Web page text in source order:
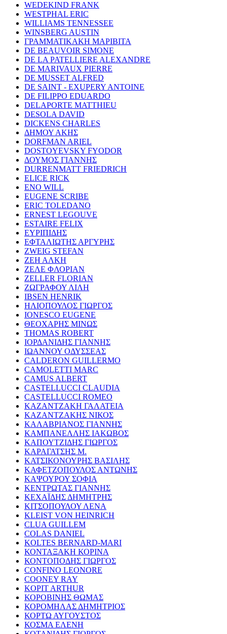
WEDEKIND FRANK
WESTPHAL ERIC
WILLIAMS TENNESSEE
WINSBERG AUSTIN
ΓΡΑΜΜΑΤΙΚΑΚΗ ΜΑΡΙΒΙΤΑ
DE BEAUVOIR SIMONE
DE LA PATELLIERE ALEXANDRE
DE MARIVAUX PIERRE
DE MUSSET ALFRED
DE SAINT - EXUPERY ANTOINE
DE FILIPPO EDUARDO
DELAPORTE MATTHIEU
DESOLA DAVID
DICKENS CHARLES
ΔΗΜΟΥ ΑΚΗΣ
DORFMAN ARIEL
DOSTOYEVSKY FYODOR
ΔΟΥΜΟΣ ΓΙΑΝΝΗΣ
DURRENMATT FRIEDRICH
ELICE RICK
ENO WILL
EUGENE SCRIBE
ERIC TOLEDANO
ERNEST LEGOUVE
ESTAIRE FELIX
ΕΥΡΙΠΙΔΗΣ
ΕΦΤΑΛΙΩΤΗΣ ΑΡΓΥΡΗΣ
ZWEIG STEFAN
ΖΕΗ ΑΛΚΗ
ΖΕΛΕ ΦΛΟΡΙΑΝ
ZELLER FLORIAN
ΖΩΓΡΑΦΟΥ ΛΙΛΗ
IBSEN HENRIK
ΗΛΙΟΠΟΥΛΟΣ ΓΙΩΡΓΟΣ
IONESCO EUGENE
ΘΕΟΧΑΡΗΣ ΜΙΝΩΣ
THOMAS ROBERT
ΙΟΡΔΑΝΙΔΗΣ ΓΙΑΝΝΗΣ
ΙΩΑΝΝΟΥ ΟΔΥΣΣΕΑΣ
CALDERON GUILLERMO
CAMOLETTI MARC
CAMUS ALBERT
CASTELLUCCI CLAUDIA
CASTELLUCCI ROMEO
ΚΑΖΑΝΤΖΑΚΗ ΓΑΛΑΤΕΙΑ
ΚΑΖΑΝΤΖΑΚΗΣ ΝΙΚΟΣ
ΚΑΛΑΒΡΙΑΝΟΣ ΓΙΑΝΝΗΣ
ΚΑΜΠΑΝΕΛΛΗΣ ΙΑΚΩΒΟΣ
ΚΑΠΟΥΤΖΙΔΗΣ ΓΙΩΡΓΟΣ
ΚΑΡΑΓΑΤΣΗΣ Μ.
ΚΑΤΣΙΚΟΝΟΥΡΗΣ ΒΑΣΙΛΗΣ
ΚΑΦΕΤΖΟΠΟΥΛΟΣ ΑΝΤΩΝΗΣ
ΚΑΨΟΥΡΟΥ ΣΟΦΙΑ
ΚΕΝΤΡΩΤΑΣ ΓΙΑΝΝΗΣ
ΚΕΧΑΪΔΗΣ ΔΗΜΗΤΡΗΣ
ΚΙΤΣΟΠΟΥΛΟΥ ΛΕΝΑ
KLEIST VON HEINRICH
CLUA GUILLEM
COLAS DANIEL
KOLTES BERNARD-MARI
ΚΟΝΤΑΞΑΚΗ ΚΟΡΙΝΑ
ΚΟΝΤΟΠΟΔΗΣ ΓΙΩΡΓΟΣ
CONFINO LEONORE
COONEY RAY
KOPIT ARTHUR
ΚΟΡΟΒΙΝΗΣ ΘΩΜΑΣ
ΚΟΡΟΜΗΛΑΣ ΔΗΜΗΤΡΙΟΣ
ΚΟΡΤΩ ΑΥΓΟΥΣΤΟΣ
ΚΟΣΜΑ ΕΛΕΝΗ